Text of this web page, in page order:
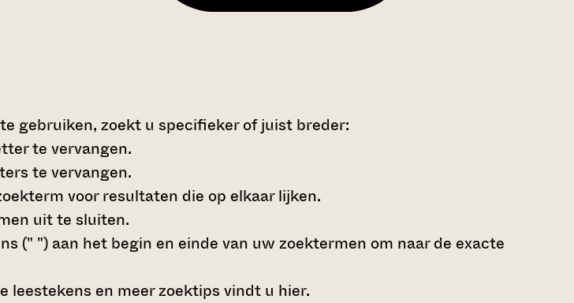
gebruiken, zoekt u specifieker of juist breder:
te vervangen.
te vervangen.
voor resultaten die op elkaar lijken.
uit te sluiten.
(" ") aan het begin en einde van uw zoektermen om naar de exacte
leestekens en meer zoektips vindt u hier.